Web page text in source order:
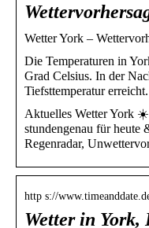
Wetter York –
Die Temperaturen in
Grad Celsius. In der
Tiefsttemperatur
Aktuelles Wetter York
stundengenau für heute
Regenradar,
http s://
Wetter in York,